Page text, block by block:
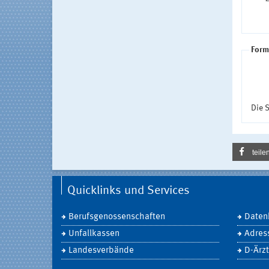
Die
Quicklinks und Services
Berufsgenossenschaften
Unfallkassen
Landesverbände
D-